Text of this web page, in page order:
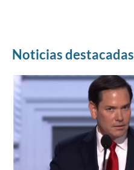
Noticias destacadas